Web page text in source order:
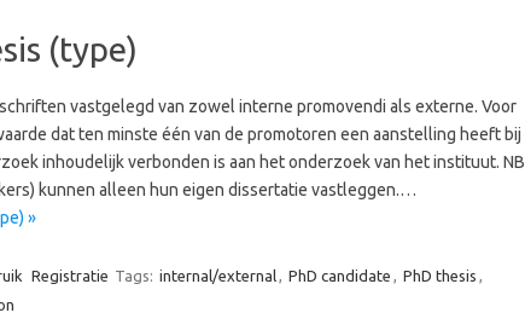
(type)
vastgelegd van zowel interne promovendi als externe. Voor
dat ten minste één van de promotoren een aanstelling heeft bij
inhoudelijk verbonden is aan het onderzoek van het instituut. NB
kunnen alleen hun eigen dissertatie vastleggen.…
»
Registratie Tags: internal/external, PhD candidate , PhD thesis ,